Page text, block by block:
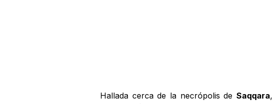
Hallada cerca de la necrópolis de Saqqara,